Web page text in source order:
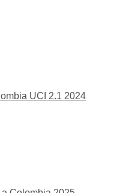
UCI 2.1 2024